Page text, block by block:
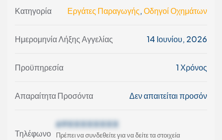
Κατηγορία Εργάτες Παραγωγής,Οδηγοί Οχημάτων
Ημερομηνία Λήξης Αγγελίας 14 Ιουνίου, 2026
Προϋπηρεσία 1 Χρόνος
Απαραίτητα Προσόντα Δεν απαιτείται προσόν
Τηλέφωνο
69XXXXXXXX
Πρέπει να συνδεθείτε για να δείτε τα στοιχεία